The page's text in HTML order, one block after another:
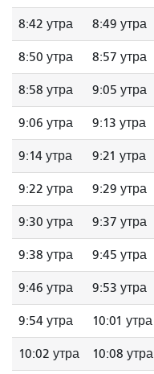
8:42 утра 8:49 утра
8:50 утра 8:57 утра
8:58 утра 9:05 утра
9:06 утра 9:13 утра
9:14 утра 9:21 утра
9:22 утра 9:29 утра
9:30 утра 9:37 утра
9:38 утра 9:45 утра
9:46 утра 9:53 утра
9:54 утра 10:01 утра
10:02 утра 10:08 утра